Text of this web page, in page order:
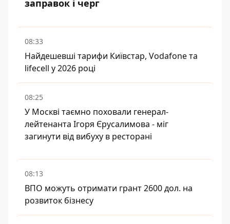
заправок і черг
08:33
Найдешевші тарифи Київстар, Vodafone та
lifecell у 2026 році
08:25
У Москві таємно поховали генерал-
лейтенанта Ігоря Єрусалимова - міг
загинути від вибуху в ресторані
08:13
ВПО можуть отримати грант 2600 дол. на
розвиток бізнесу